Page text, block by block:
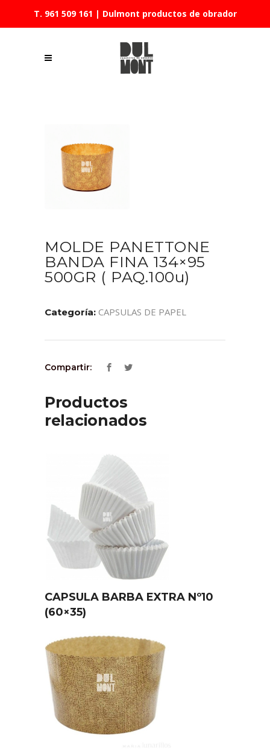
T. 961 509 161 | Dulmont productos de obrador
MOLDE PANETTONE
BANDA FINA 134×95
500GR ( PAQ.100u)
Categoría: CAPSULAS DE PAPEL
Compartir:
Productos
relacionados
CAPSULA BARBA EXTRA Nº10
(60×35)